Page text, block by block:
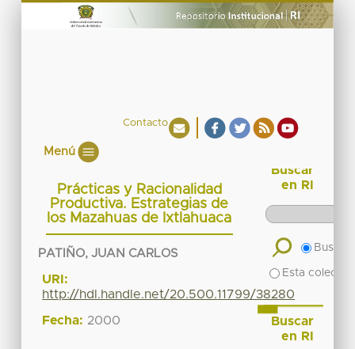
Contacto
Menú
Prácticas y Racionalidad
Productiva. Estrategias de
los Mazahuas de Ixtlahuaca
PATIÑO, JUAN CARLOS
URI:
http://hdl.handle.net/20.500.11799/38280
Fecha: 2000
Buscar
en RI
Buscar
Esta
Buscar
en RI